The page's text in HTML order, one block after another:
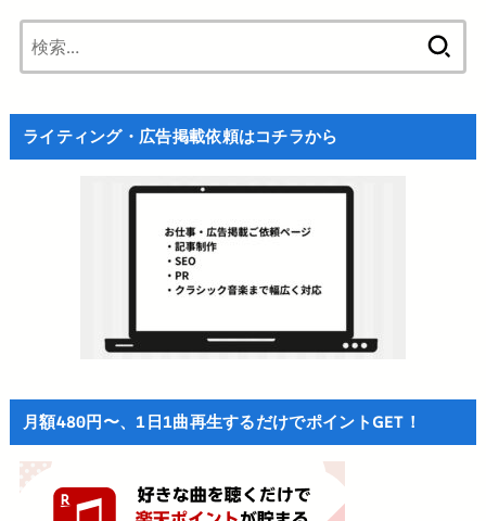
ライティング・広告掲載依頼はコチラから
月額480円〜、1日1曲再生するだけでポイントGET！